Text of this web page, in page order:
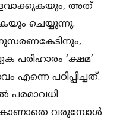
അത്
ചെയ്യുന്നു.
പരിഹാരം ‘ക്ഷമ’
എന്നെ പഠിപ്പിച്ചത്.
പരമാവധി
കാണാതെ വരുമ്പോള്‍